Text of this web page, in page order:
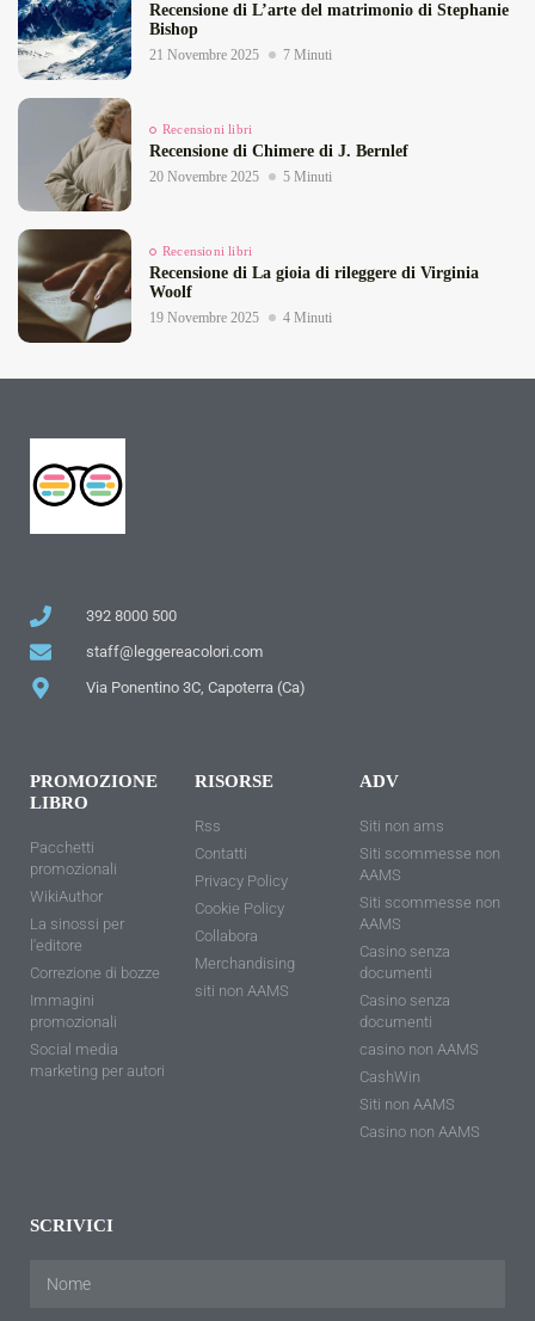
Recensione di L’arte del matrimonio di Stephanie
Bishop
21 Novembre 2025 7 Minuti
Recensioni libri
Recensione di Chimere di J. Bernlef
20 Novembre 2025 5 Minuti
Recensioni libri
Recensione di La gioia di rileggere di Virginia
Woolf
19 Novembre 2025 4 Minuti
392 8000 500
staff@leggereacolori.com
Via Ponentino 3C, Capoterra (Ca)
PROMOZIONE
LIBRO
Pacchetti
promozionali
WikiAuthor
La sinossi per
l'editore
Correzione di bozze
Immagini
promozionali
Social media
marketing per autori
RISORSE
Rss
Contatti
Privacy Policy
Cookie Policy
Collabora
Merchandising
siti non AAMS
ADV
Siti non ams
Siti scommesse non
AAMS
Siti scommesse non
AAMS
Casino senza
documenti
Casino senza
documenti
casino non AAMS
CashWin
Siti non AAMS
Casino non AAMS
SCRIVICI